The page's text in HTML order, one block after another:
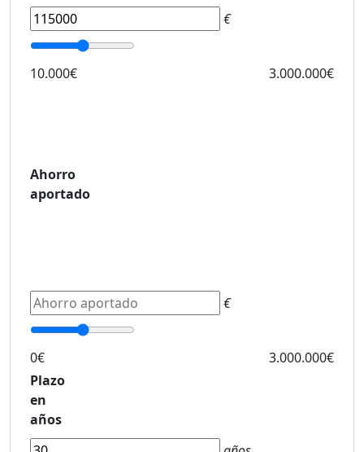
€
10.000€ 3.000.000€
Ahorro
aportado
€
0€
3.000.000€
Plazo
en
años